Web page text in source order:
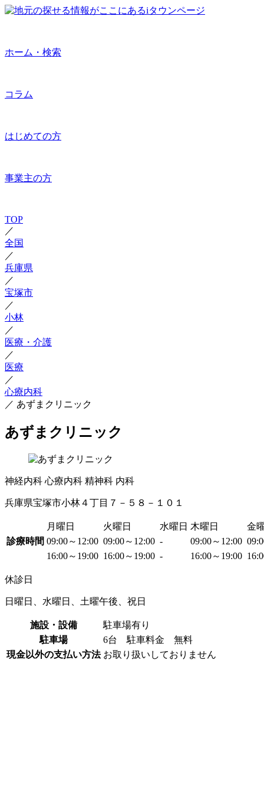
ホーム・検索
コラム
はじめての方
事業主の方
TOP
／
全国
／
兵庫県
／
宝塚市
／
小林
／
医療・介護
／
医療
／
心療内科
／ あずまクリニック
あずまクリニック
神経内科 心療内科 精神科 内科
兵庫県宝塚市小林４丁目７－５８－１０１
月曜日 火曜日 水曜日 木曜日 金
診療時間 09:00～12:00 09:00～12:00 - 09:00～12:00
16:00～19:00 16:00～19:00 - 16:00～19:00
休診日
日曜日、水曜日、土曜午後、祝日
施設・設備
駐車場有り
駐車場
6台 駐車料金 無料
現金以外の支払い方法 お取り扱いしておりません